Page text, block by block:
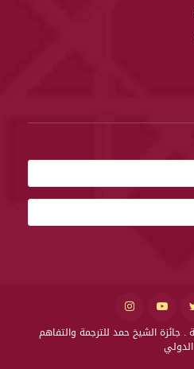
جائزة الشيخ حمد للترجمة والتفاهم
الدولي